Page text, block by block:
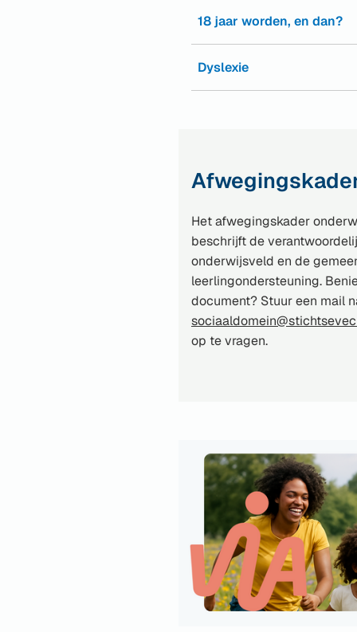
18 jaar worden, en dan?
Dyslexie
(Verwijst
naar
Het afwegingskader
beschrijft de
onderwijsveld en de
leerlingondersteuning.
document? Stuur een mail
op te vragen.